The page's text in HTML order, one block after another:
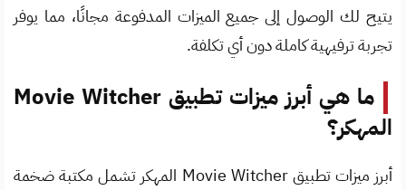
يتيح لك الوصول إلى جميع الميزات المدفوعة مجانًا، مما يوفر
تجربة ترفيهية كاملة دون أي تكلفة.
ما هي أبرز ميزات تطبيق Movie Witcher
المهكر؟
أبرز ميزات تطبيق Movie Witcher المهكر تشمل مكتبة ضخمة